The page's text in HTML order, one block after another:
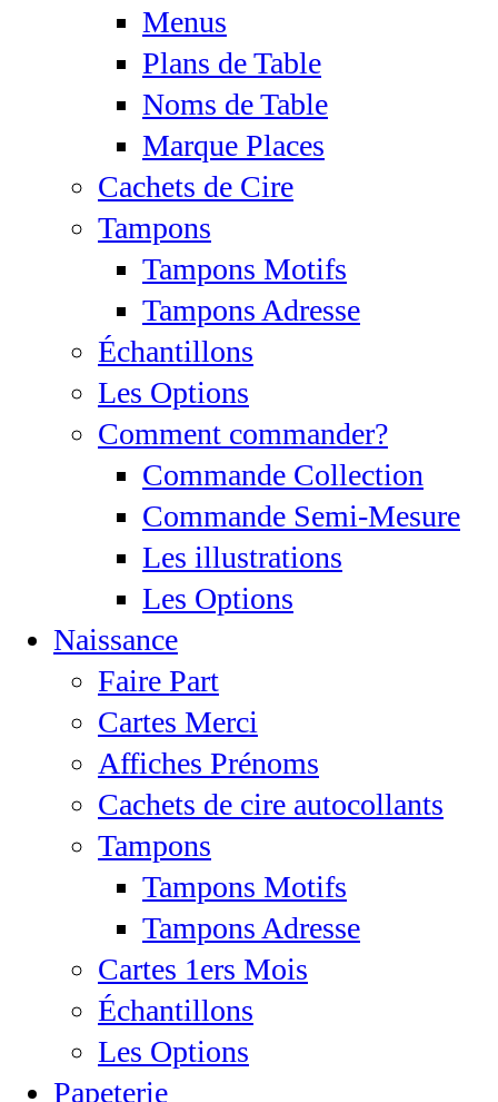
Menus
Plans de Table
Noms de Table
Marque Places
Cachets de Cire
Tampons
Tampons Motifs
Tampons Adresse
Échantillons
Les Options
Comment commander?
Commande Collection
Commande Semi-Mesure
Les illustrations
Les Options
Naissance
Faire Part
Cartes Merci
Affiches Prénoms
Cachets de cire autocollants
Tampons
Tampons Motifs
Tampons Adresse
Cartes 1ers Mois
Échantillons
Les Options
Papeterie